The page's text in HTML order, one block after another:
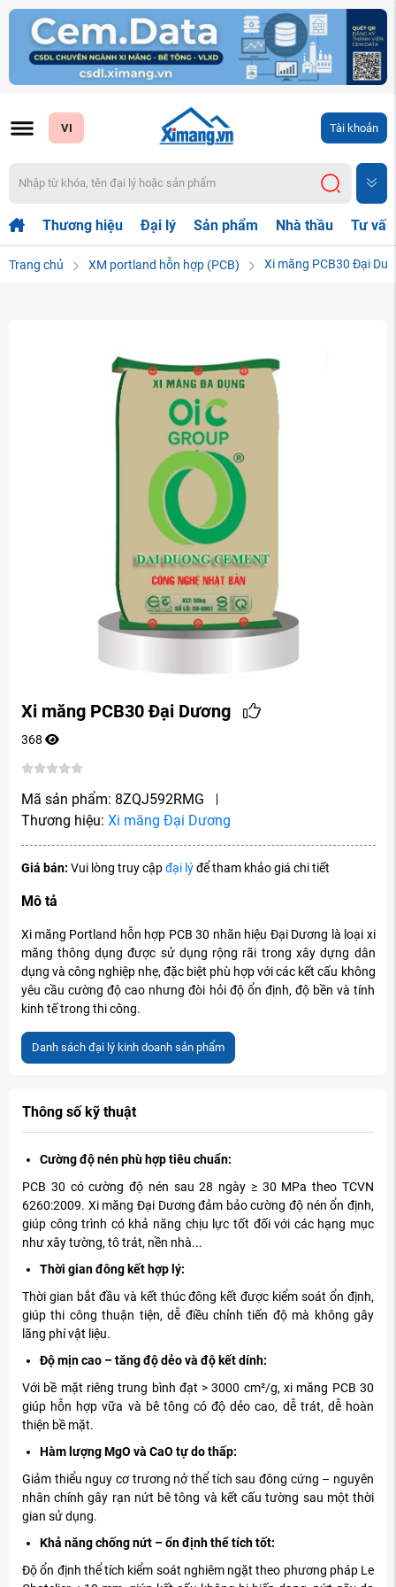
VI Tài khoản
Thương hiệu Đại lý Sản phẩm Nhà thầu Tư
Trang chủ XM portland hỗn hợp (PCB) Xi măng PCB30 Đại
Xi măng PCB30 Đại Dương
368
Mã sản phẩm: 8ZQJ592RMG
Thương hiệu: Xi măng Đại Dương
Giá bán: Vui lòng truy cậpđại lýđể tham khảo giá chi tiết
Mô tả
Xi măng Portland hỗn hợp PCB 30 nhãn hiệu Đại Dương là loại xi
măng thông dụng được sử dụng rộng rãi trong xây dựng dân
dụng và công nghiệp nhẹ, đặc biệt phù hợp với các kết cấu không
yêu cầu cường độ cao nhưng đòi hỏi độ ổn định, độ bền và tính
kinh tế trong thi công.
Danh sách đại lý kinh doanh sản phẩm
Thông số kỹ thuật
Cường độ nén phù hợp tiêu chuẩn:
PCB 30 có cường độ nén sau 28 ngày ≥ 30 MPa theo TCVN
6260:2009. Xi măng Đại Dương đảm bảo cường độ nén ổn định,
giúp công trình có khả năng chịu lực tốt đối với các hạng mục
như xây tường, tô trát, nền nhà...
Thời gian đông kết hợp lý:
Thời gian bắt đầu và kết thúc đông kết được kiểm soát ổn định,
giúp thi công thuận tiện, dễ điều chỉnh tiến độ mà không gây
lãng phí vật liệu.
Độ mịn cao – tăng độ dẻo và độ kết dính:
Với bề mặt riêng trung bình đạt > 3000 cm²/g, xi măng PCB 30
giúp hỗn hợp vữa và bê tông có độ dẻo cao, dễ trát, dễ hoàn
thiện bề mặt.
Hàm lượng MgO và CaO tự do thấp:
Giảm thiểu nguy cơ trương nở thể tích sau đông cứng – nguyên
nhân chính gây rạn nứt bê tông và kết cấu tường sau một thời
gian sử dụng.
Khả năng chống nứt – ổn định thể tích tốt:
Độ ổn định thể tích kiểm soát nghiêm ngặt theo phương pháp Le